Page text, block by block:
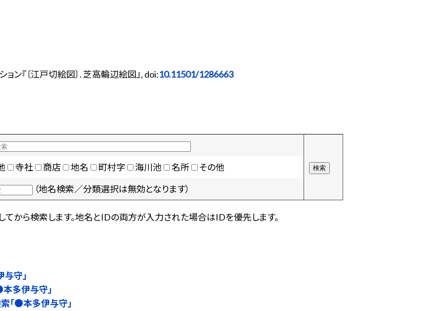
ン『〔江戸切絵図〕. 芝高輪辺絵図』, doi:10.11501/1286663
寺社 商店 地名 町村字 海川池 名所
その他
（地名検索／分類選択は無効となります）
から検索します。地名とIDの両方が入力された場合はIDを優先します。
守」
多伊与守」
「●本多伊与守」